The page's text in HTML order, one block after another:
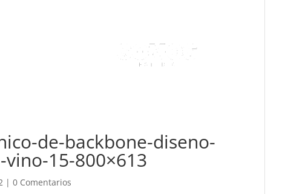
de-backbone-diseno-
15-800×613
| 0 Comentarios